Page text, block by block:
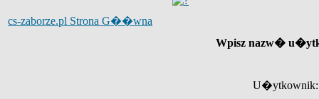
cs-zaborze.pl Strona G��wna
Wpisz nazw�
U�ytkownik: